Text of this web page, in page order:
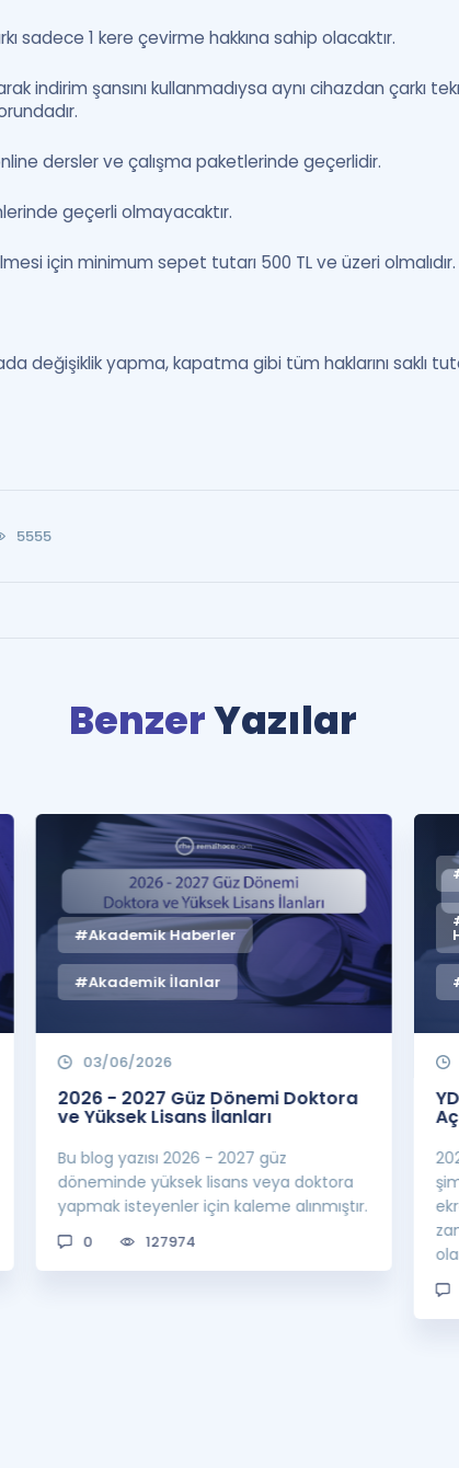
sadece 1 kere çevirme hakkına sahip olacaktır.
indirim şansını kullanmadıysa aynı cihazdan çarkı
dersler ve çalışma paketlerinde geçerlidir.
geçerli olmayacaktır.
için minimum sepet tutarı 500 TL ve üzeri olmalıdır.
değişiklik yapma, kapatma gibi tüm haklarını saklı
5555
BenzerYazılar
#Akademik Haberler
#Akademik İlanlar
03/06/2026
2026 - 2027 Güz Dönemi Doktora
ve Yüksek Lisans İlanları
Bu blog yazısı 2026 - 2027 güz
döneminde yüksek lisans veya doktora
yapmak isteyenler için kaleme alınmıştır.
0 127974